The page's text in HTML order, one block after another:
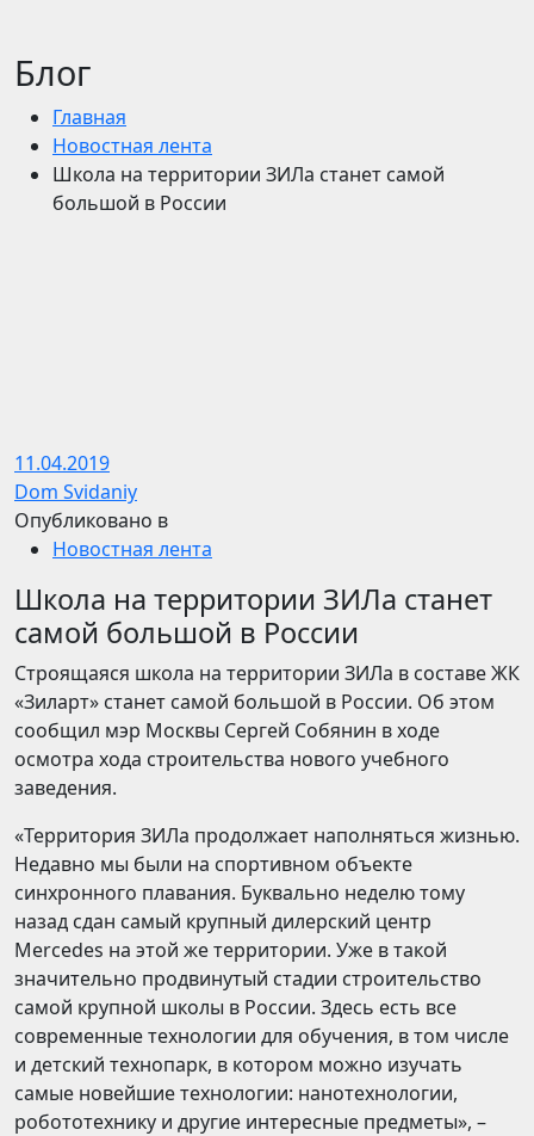
Блог
Главная
Новостная лента
Школа на территории ЗИЛа станет самой
большой в России
11.04.2019
Dom Svidaniy
Опубликовано в
Новостная лента
Школа на территории ЗИЛа станет
самой большой в России
Строящаяся школа на территории ЗИЛа в составе ЖК
«Зиларт» станет самой большой в России. Об этом
сообщил мэр Москвы Сергей Собянин в ходе
осмотра хода строительства нового учебного
заведения.
«Территория ЗИЛа продолжает наполняться жизнью.
Недавно мы были на спортивном объекте
синхронного плавания. Буквально неделю тому
назад сдан самый крупный дилерский центр
Mercedes на этой же территории. Уже в такой
значительно продвинутый стадии строительство
самой крупной школы в России. Здесь есть все
современные технологии для обучения, в том числе
и детский технопарк, в котором можно изучать
самые новейшие технологии: нанотехнологии,
робототехнику и другие интересные предметы», –